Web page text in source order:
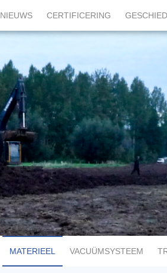
NIEUWS CERTIFICERING
MATERIEEL VACUÜMSYSTEEM